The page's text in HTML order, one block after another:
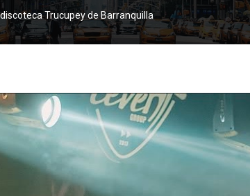
Trucupey de Barranquilla